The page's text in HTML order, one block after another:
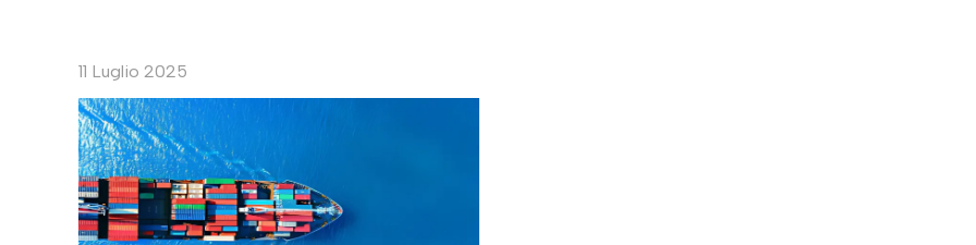
11 Luglio 2025